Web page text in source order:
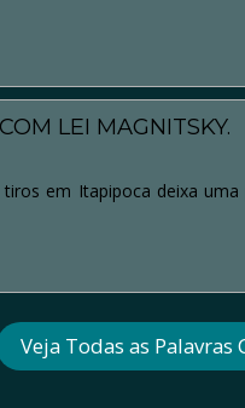
LEI MAGNITSKY.
em Itapipoca deixa
Veja Todas as Palavras